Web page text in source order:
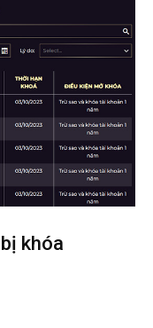
khóa